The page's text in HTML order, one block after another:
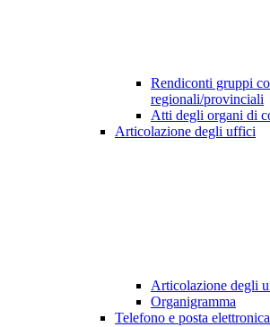
Rendiconti gruppi
regionali/provinciali
Atti degli organi di
Articolazione degli uffici
Articolazione degli
Organigramma
Telefono e posta elettronica